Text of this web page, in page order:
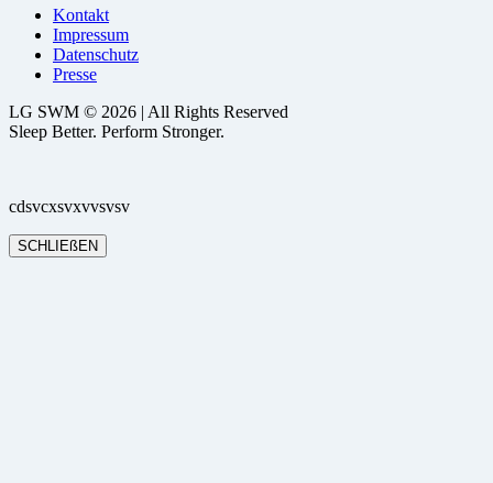
Kontakt
Impressum
Datenschutz
Presse
LG SWM © 2026 | All Rights Reserved
Sleep Better. Perform Stronger.
cdsvcxsvxvvsvsv
SCHLIEßEN